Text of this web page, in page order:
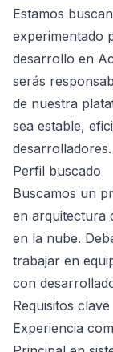
Estamos
experimentado
desarrollo en
serás
de nuestra
sea estable,
desarrolladores.
Perfil buscado
Buscamos un
en arquitectura
en la nube.
trabajar en
con
Requisitos clave
Experiencia